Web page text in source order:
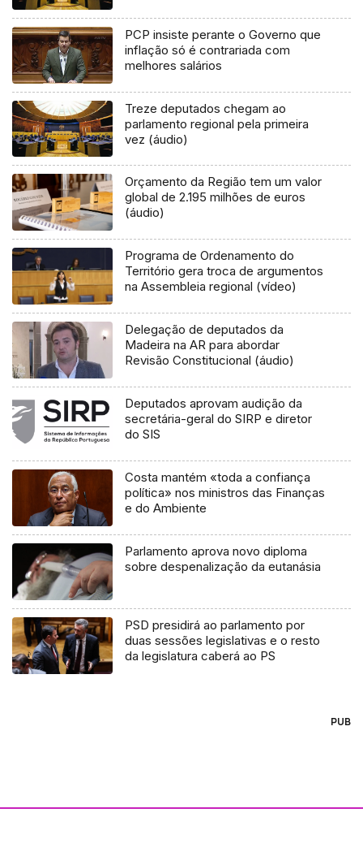
PCP insiste perante o Governo que
inflação só é contrariada com
melhores salários
Treze deputados chegam ao
parlamento regional pela primeira
vez (áudio)
Orçamento da Região tem um valor
global de 2.195 milhões de euros
(áudio)
Programa de Ordenamento do
Território gera troca de argumentos
na Assembleia regional (vídeo)
Delegação de deputados da
Madeira na AR para abordar
Revisão Constitucional (áudio)
Deputados aprovam audição da
secretária-geral do SIRP e diretor
do SIS
Costa mantém «toda a confiança
política» nos ministros das Finanças
e do Ambiente
Parlamento aprova novo diploma
sobre despenalização da eutanásia
PSD presidirá ao parlamento por
duas sessões legislativas e o resto
da legislatura caberá ao PS
PUB